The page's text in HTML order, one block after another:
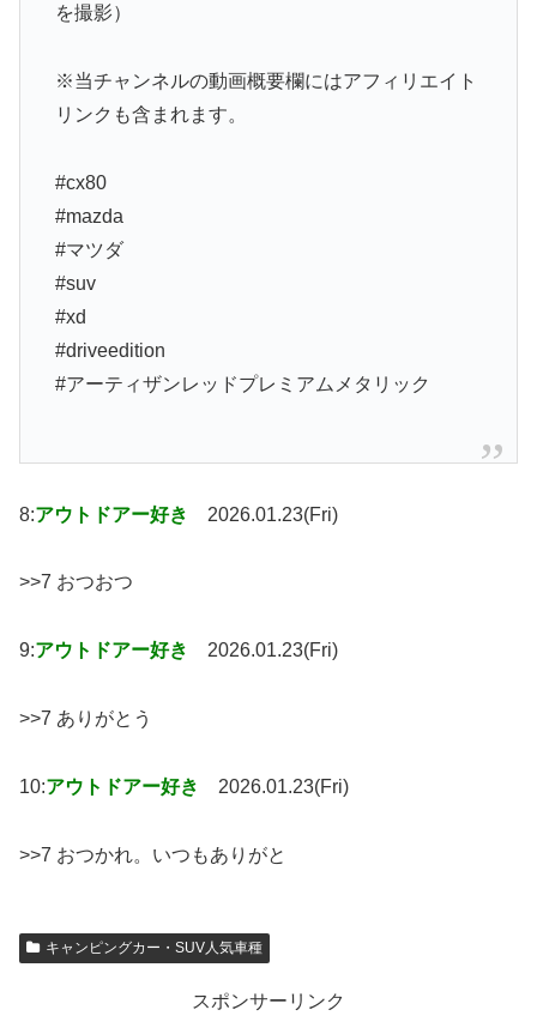
を撮影）
※当チャンネルの動画概要欄にはアフィリエイト
リンクも含まれます。
#cx80
#mazda
#マツダ
#suv
#xd
#driveedition
#アーティザンレッドプレミアムメタリック
8:アウトドアー好き 2026.01.23(Fri)
>>7 おつおつ
9:アウトドアー好き 2026.01.23(Fri)
>>7 ありがとう
10:アウトドアー好き 2026.01.23(Fri)
>>7 おつかれ。いつもありがと
キャンピングカー・SUV人気車種
スポンサーリンク